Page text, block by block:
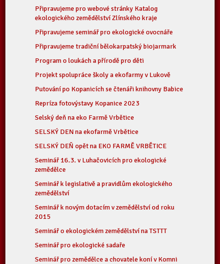
Připravujeme pro webové stránky Katalog
ekologického zemědělství Zlínského kraje
Připravujeme seminář pro ekologické ovocnáře
Připravujeme tradiční bělokarpatský biojarmark
Program o loukách a přírodě pro děti
Projekt spolupráce školy a ekofarmy v Lukově
Putování po Kopanicích se čtenáři knihovny Babice
Repríza fotovýstavy Kopanice 2023
Selský deň na eko Farmě Vrbětice
SELSKÝ DEN na ekofarmě Vrbětice
SELSKÝ DEŇ opět na EKO FARMĚ VRBĚTICE
Seminář 16.3. v Luhačovicích pro ekologické
zemědělce
Seminář k legislativě a pravidlům ekologického
zemědělství
Seminář k novým dotacím v zemědělství od roku
2015
Seminář o ekologickém zemědělství na TSTTT
Seminář pro ekologické sadaře
Seminář pro zemědělce a chovatele koní v Komni